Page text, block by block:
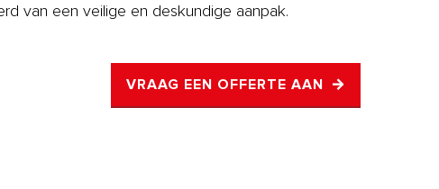
van een veilige en deskundige aanpak.
VRAAG EEN OFFERTE AAN